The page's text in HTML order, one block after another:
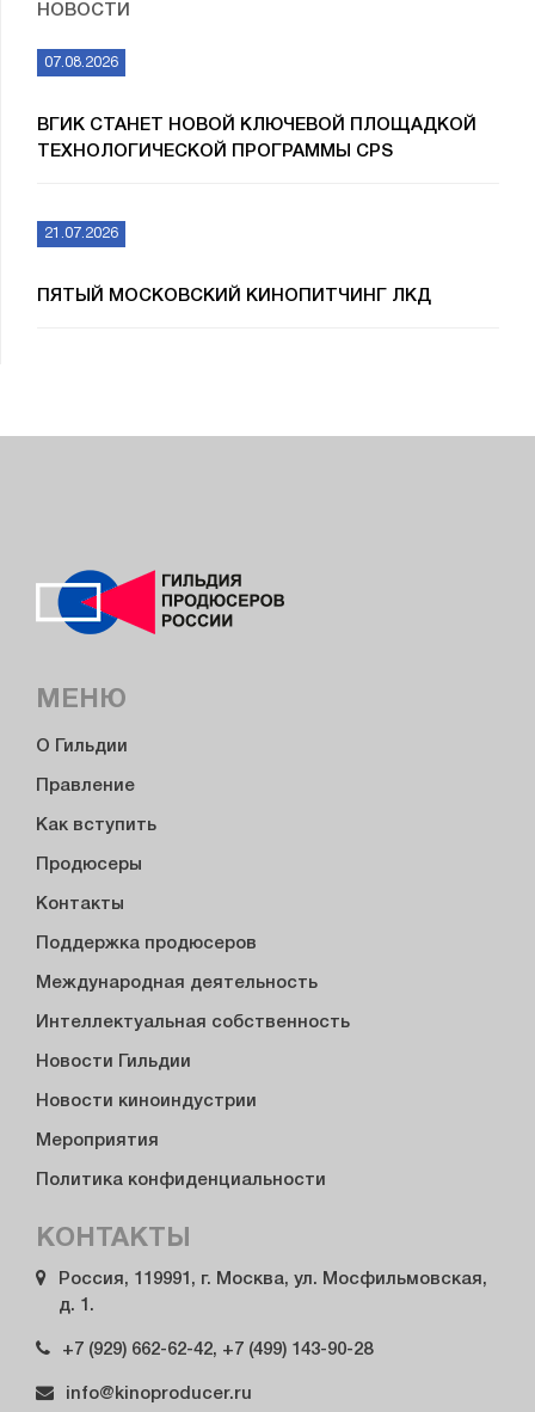
НОВОСТИ
07.08.2026
ВГИК СТАНЕТ НОВОЙ КЛЮЧЕВОЙ ПЛОЩАДКОЙ
ТЕХНОЛОГИЧЕСКОЙ ПРОГРАММЫ CPS
21.07.2026
ПЯТЫЙ МОСКОВСКИЙ КИНОПИТЧИНГ ЛКД
МЕНЮ
О Гильдии
Правление
Как вступить
Продюсеры
Контакты
Поддержка продюсеров
Международная деятельность
Интеллектуальная собственность
Новости Гильдии
Новости киноиндустрии
Мероприятия
Политика конфиденциальности
КОНТАКТЫ
Россия, 119991, г. Москва, ул. Мосфильмовская,
д. 1.
+7 (929) 662-62-42, +7 (499) 143-90-28
info@kinoproducer.ru